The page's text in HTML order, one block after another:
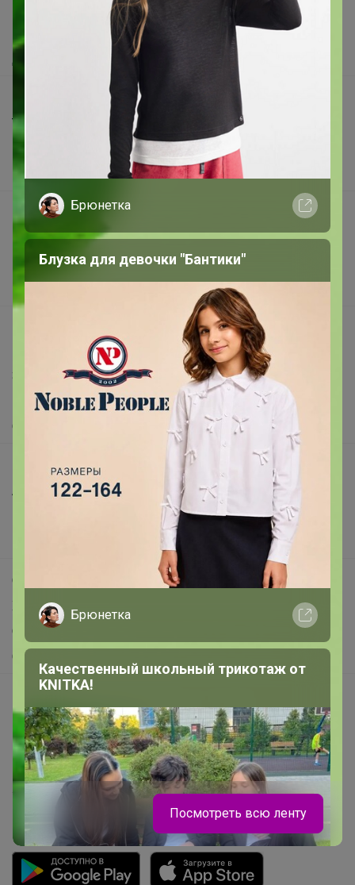
Как сделать заказ?
Как получить?
Доставка
Торговые марки
В наличии
Подарочные сертификаты
Реклама на сайте
Поставщикам
Вакансии
Написать в поддержку
Защита покупателя
Помощь
О нас
Все предложения
Анонсы
Самое выгодное
Хиты продаж
Самое желанное
Самое быстрое
Picabox.ru - Лучшее место для ваших изображений
Розыгрыш - Генератор случайных чисел
Пульс нашего маркетплейса
Укорачиватель ссылок
Брюнетка
Блузка для девочки "Бантики"
Брюнетка
Качественный школьный трикотаж от
KNITKA!
Посмотреть всю ленту